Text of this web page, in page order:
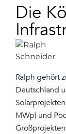
Die
Ralph gehört
Deutschland
MWp) und